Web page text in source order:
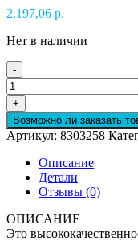
2.197,06 р.
Нет в наличии
-
Количество
товара
Масло
75W80
MULTI
VEHICLE
VITALTECH
+
Возможно ли заказать
Артикул: 8303258
Описание
Детали
Отзывы (0)
ОПИСАНИЕ
Это